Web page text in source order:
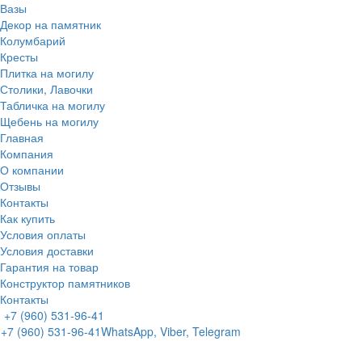
Вазы
Декор на памятник
Колумбарий
Кресты
Плитка на могилу
Столики, Лавочки
Табличка на могилу
Щебень на могилу
Главная
Компания
О компании
Отзывы
Контакты
Как купить
Условия оплаты
Условия доставки
Гарантия на товар
Конструктор памятников
Контакты
+7 (960) 531-96-41
+7 (960) 531-96-41WhatsApp, Viber, Telegram